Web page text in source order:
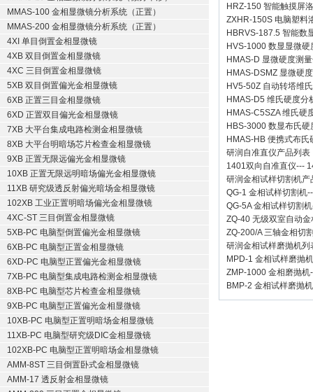
MMAS-100 金相显微镜分析系统（正置）
MMAS-200 金相显微镜分析系统（正置）
4XI 单目倒置金相显微镜
4XB 双目倒置金相显微镜
4XC 三目倒置金相显微镜
5XB 双目倒置偏光金相显微镜
6XB 正置三目金相显微镜
6XD 正置双目偏光金相显微镜
7XB 大平台集成电路检测金相显微镜
8XB 大平台明暗场芯片检查金相显微镜
9XB 正置无限远偏光金相显微镜
10XB 正置无限远明暗场偏光金相显微镜
11XB 研究级透反射偏光暗场金相显微镜
102XB 工业正置明暗场偏光金相显微镜
4XC-ST 三目倒置金相显微镜
5XB-PC 电脑型倒置偏光金相显微镜
6XB-PC 电脑型正置金相显微镜
6XD-PC 电脑型正置偏光金相显微镜
7XB-PC 电脑型集成电路检测金相显微镜
8XB-PC 电脑型芯片检查金相显微镜
9XB-PC 电脑型正置偏光金相显微镜
10XB-PC 电脑型正置明暗场金相显微镜
11XB-PC 电脑型研究级DIC金相显微镜
102XB-PC 电脑型正置明暗场金相显微镜
AMM-8ST 三目倒置卧式金相显微镜
AMM-17 透反射金相显微镜
HRZ-150 智能触摸屏
ZXHR-150S 电脑塑料
HBRVS-187.5 智能数
HVS-1000 数显显微硬
HMAS-D 显微硬度测
HMAS-DSMZ 显微硬
HV5-50Z 自动转塔维
HMAS-D5 维氏硬度分
HMAS-C5SZA 维氏硬
HBS-3000 数显布氏硬
HMAS-HB 便携式布氏
研润自准直仪产品列表
1401双向自准直仪---
研润金相试样切割机产
QG-1 金相试样切割机
QG-5A 金相试样切割机
ZQ-40 无级双室自动金
ZQ-200/A 三轴金相切
研润金相试样磨抛机列
MPD-1 金相试样磨抛机
ZMP-1000 金相磨抛机
BMP-2 金相试样磨抛机